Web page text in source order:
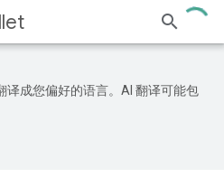
译成您偏好的语言。AI 翻译可能包